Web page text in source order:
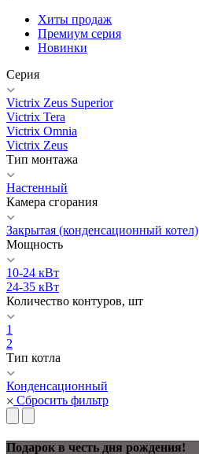
Хиты продаж
Премиум серия
Новинки
Серия
Victrix Zeus Superior
Victrix Tera
Victrix Omnia
Victrix Zeus
Тип монтажа
Настенный
Камера сгорания
Закрытая (конденсационный котел)
Мощность
10-24 кВт
24-35 кВт
Количество контуров, шт
1
2
Тип котла
Конденсационный
Сбросить фильтр
Подарок в честь дня рождения!